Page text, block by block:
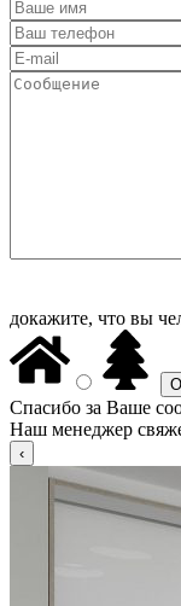
докажите, что вы
Спасибо за Ваше
Наш менеджер